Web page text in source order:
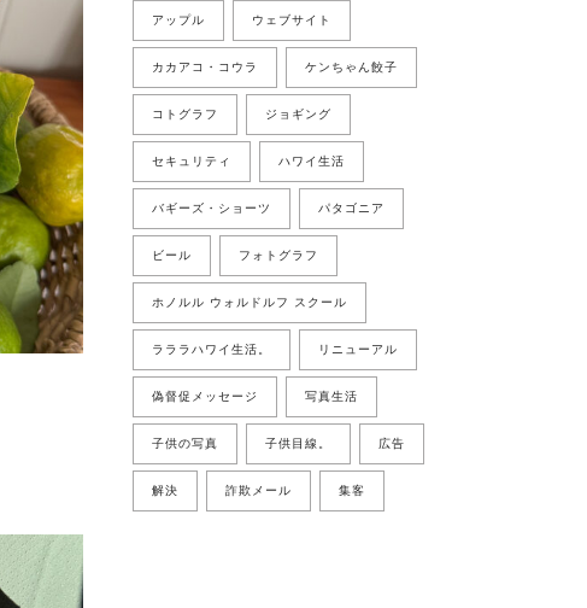
アップル ウェブサイト
カカアコ・コウラ ケンちゃん餃子
コトグラフ ジョギング
セキュリティ ハワイ生活
バギーズ・ショーツ パタゴニア
ビール フォトグラフ
ホノルル ウォルドルフ スクール
ラララハワイ生活。 リニューアル
偽督促メッセージ 写真生活
子供の写真 子供目線。 広告
解決 詐欺メール 集客